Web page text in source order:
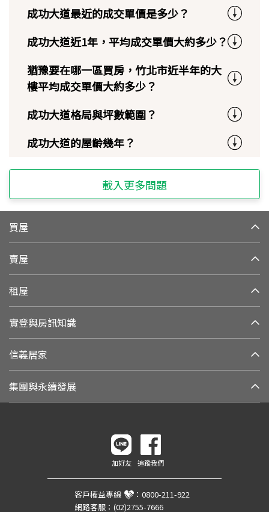
成功大道最近的成交單價是多少？
成功大道近1年，平均成交單價大約多少？
猶豫要在哪一區買房，竹北市近半年的大
樓平均成交單價大約多少？
成功大道格局與坪數範圍？
成功大道的屋齡幾年？
載入更多問題
買屋
賣屋
租屋
實登與房訊知識
信義居家
集團與永續發展
加好友 追蹤我們
客戶權益專線 ： 0800-211-922
網路客服： (02)2755-7666